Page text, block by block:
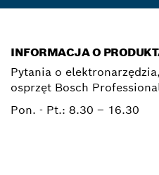
INFORMACJA O
Pytania o
osprzęt Bosch
Pon. - Pt.: 8.30 – 16.30